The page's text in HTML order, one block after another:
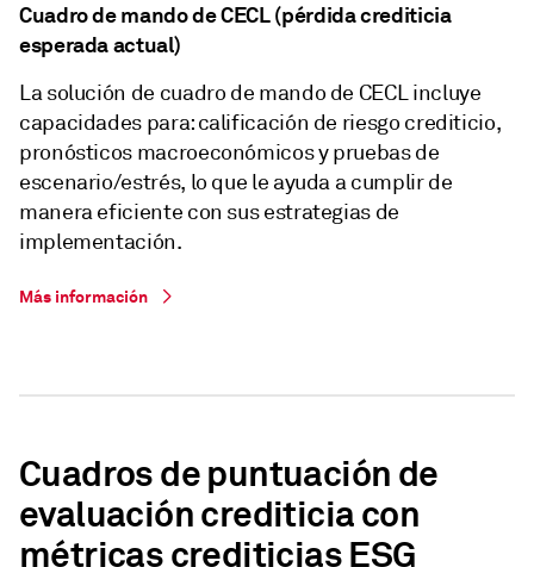
Cuadro de mando de CECL (pérdida crediticia
esperada actual)
La solución de cuadro de mando de CECL incluye
capacidades para: calificación de riesgo crediticio,
pronósticos macroeconómicos y pruebas de
escenario/estrés, lo que le ayuda a cumplir de
manera eficiente con sus estrategias de
implementación.
Más información
Cuadros de puntuación de
evaluación crediticia con
métricas crediticias ESG